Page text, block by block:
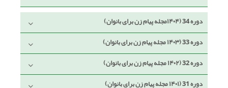
دوره 34 (۱۴۰۴مجله پیام زن برای بانوان)
دوره 33 (۱۴۰۳ مجله پیام زن برای بانوان)
دوره 32 (۱۴۰۲ مجله پیام زن برای بانوان)
دوره 31 (۱۴۰۱ مجله پیام زن برای بانوان)